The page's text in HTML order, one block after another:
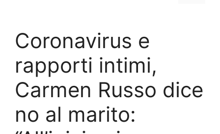
Coronavirus e
rapporti intimi,
Carmen Russo dice
no al marito: